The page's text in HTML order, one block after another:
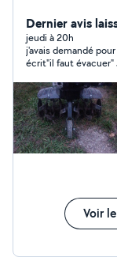
Dernier avis
jeudi à 20h
j'avais demandé
écrit"il faut évacuer"
Voir